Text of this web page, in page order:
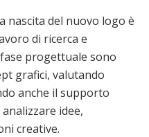
nascita del nuovo logo è
di ricerca e
progettuale sono
grafici, valutando
anche il supporto
idee,
creative.